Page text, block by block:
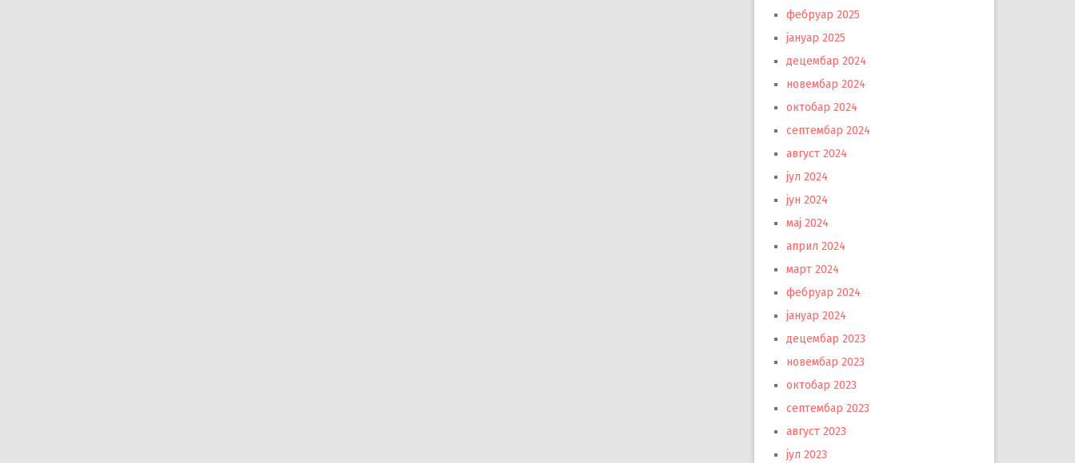
фебруар 2025
јануар 2025
децембар 2024
новембар 2024
октобар 2024
септембар 2024
август 2024
јул 2024
јун 2024
мај 2024
април 2024
март 2024
фебруар 2024
јануар 2024
децембар 2023
новембар 2023
октобар 2023
септембар 2023
август 2023
јул 2023